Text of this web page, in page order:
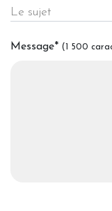
Le sujet
Message* (1 500